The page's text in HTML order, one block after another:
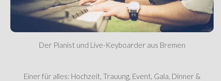
Der Pianist und Live-Keyboarder aus Bremen
Einer für alles: Hochzeit, Trauung, Event, Gala, Dinner &